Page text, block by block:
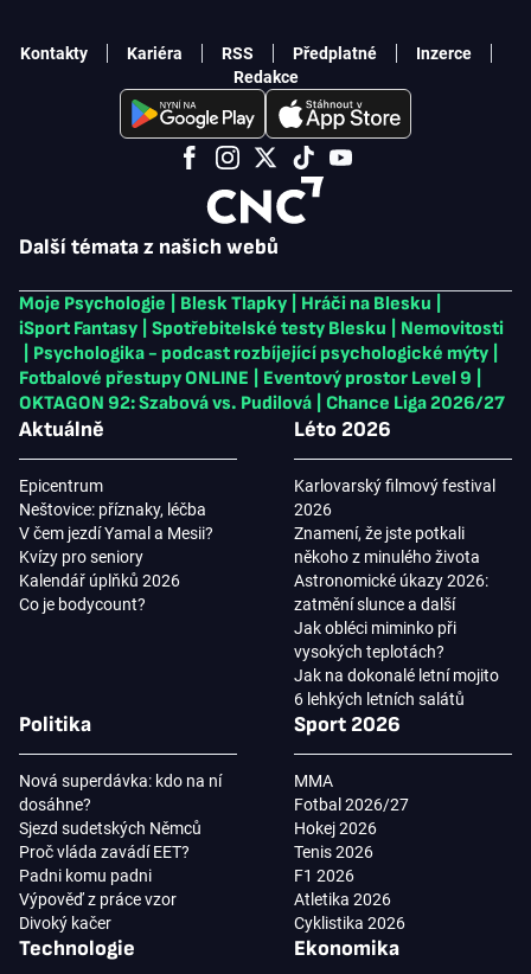
Další témata z našich webů
Moje Psychologie Blesk Tlapky Hráči na Blesku
iSport Fantasy
Spotřebitelské testy Blesku
Nemovitosti
Psychologika - podcast rozbíjející psychologické mýty
Fotbalové přestupy ONLINE
Eventový prostor Level 9
OKTAGON 92: Szabová vs. Pudilová
Chance Liga 2026/27
Aktuálně
Epicentrum
Neštovice: příznaky, léčba
V čem jezdí Yamal a Mesii?
Kvízy pro seniory
Kalendář úplňků 2026
Co je bodycount?
Léto 2026
Karlovarský filmový festival
2026
Znamení, že jste potkali
někoho z minulého života
Astronomické úkazy 2026:
zatmění slunce a další
Jak obléci miminko při
vysokých teplotách?
Jak na dokonalé letní mojito
6 lehkých letních salátů
Politika
Nová superdávka: kdo na ní
dosáhne?
Sjezd sudetských Němců
Proč vláda zavádí EET?
Padni komu padni
Výpověď z práce vzor
Divoký kačer
Sport 2026
MMA
Fotbal 2026/27
Hokej 2026
Tenis 2026
F1 2026
Atletika 2026
Cyklistika 2026
Technologie Ekonomika
Kontakty Kariéra RSS Předplatné
Inzerce
Redakce